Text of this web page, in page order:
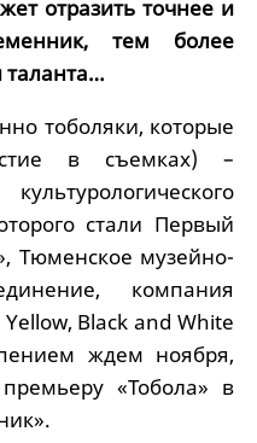
отразить точнее и
тем более
таланта…
тоболяки, которые
в съемках) –
стали Первый
Тюменское музейно-
компания
Black and White
ждем ноября,
«Тобола» в